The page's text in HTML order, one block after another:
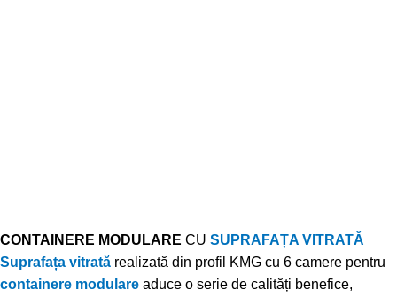
CONTAINERE MODULARE CU SUPRAFAȚA VITRATĂ
Suprafața vitrată realizată din profil KMG cu 6 camere pentru
containere modulare aduce o serie de calități benefice,